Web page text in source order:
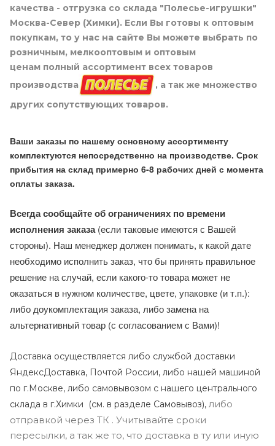
качества - отгрузка со склада "Полесье-игрушки"
Москва-Север (Химки). Если Вы готовы к оптовым
покупкам, то у нас на сайте Вы можете выбрать по
розничным, мелкооптовым и оптовым
ценам полный ассортимент всех товаров
производства
, а так же множество
других сопутствующих товаров.
Ваши заказы по нашему основному ассортименту
комплектуются непосредственно на производстве. Срок
прибытия на склад примерно 6-8 рабочих дней с момента
оплаты заказа.
Всегда сообщайте об ограничениях по времени
исполнения заказа(если таковые имеются с Вашей
стороны). Наш менеджер должен понимать, к какой дате
необходимо исполнить заказ, что бы принять правильное
решение на случай, если какого-то товара может не
оказаться в нужном количестве, цвете, упаковке (и т.п.):
либо доукомплектация заказа, либо замена на
альтернативный товар (с согласованием с Вами)!
Доставка осуществляется либо службой доставки
ЯндексДоставка, Почтой России, либо нашей машиной
по г.Москве, либо самовывозом с нашего центрального
склада в г.Химки (см. в разделе Самовывоз), либо
отправкой через ТК . Учитывайте сроки
пересылки, а так же то, что доставка в ту или иную